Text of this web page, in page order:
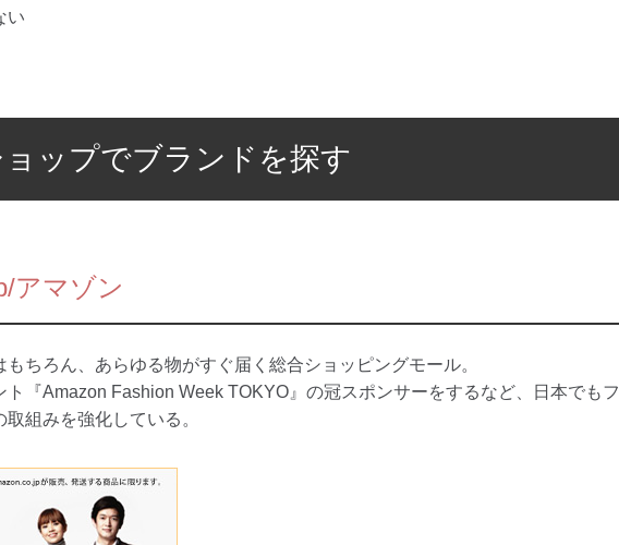
ップでブランドを探す
アマゾン
ちろん、あらゆる物がすぐ届く総合ショッピングモール。
ト『Amazon Fashion Week TOKYO』の冠スポンサーをするなど、日本でもフ
組みを強化している。